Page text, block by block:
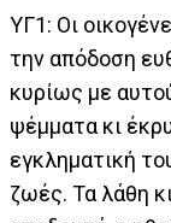
ΥΓ1: Οι
την απόδοση
κυρίως με
ψέμματα κι
εγκληματική
ζωές. Τα λάθη